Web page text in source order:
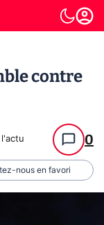
contre
0
nous en favori